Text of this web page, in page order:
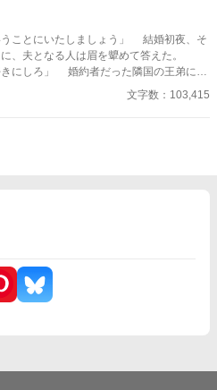
表紙画
。
うことにいたしましょう」 結婚初夜、そ
、夫となる人は眉を顰めて答えた。
た隣国の王弟に別
失った公爵令嬢ジェシカ・スタンナード
、たいへん仲の悪かった皇太子ヒューパ
ヒューパートもそれを受け入れた。 そ
々に絆され
彼女のことが大好きで仕方ないツンデレ
。 ※こちらの作品は小説家
ています。
文字数：103,415